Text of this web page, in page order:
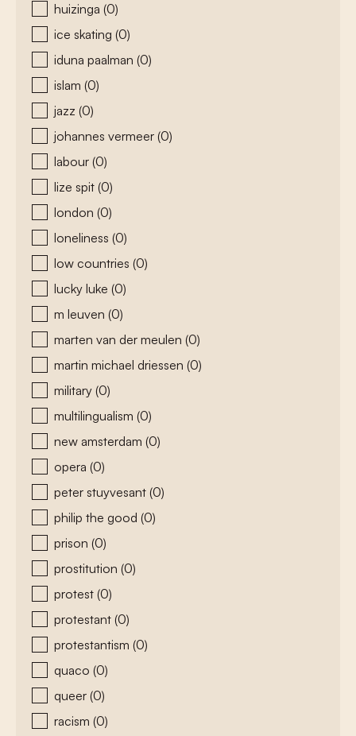
huizinga (0)
ice skating (0)
iduna paalman (0)
islam (0)
jazz (0)
johannes vermeer (0)
labour (0)
lize spit (0)
london (0)
loneliness (0)
low countries (0)
lucky luke (0)
m leuven (0)
marten van der meulen (0)
martin michael driessen (0)
military (0)
multilingualism (0)
new amsterdam (0)
opera (0)
peter stuyvesant (0)
philip the good (0)
prison (0)
prostitution (0)
protest (0)
protestant (0)
protestantism (0)
quaco (0)
queer (0)
racism (0)